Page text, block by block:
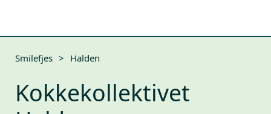
Smilefjes > Halden
Kokkekollektivet